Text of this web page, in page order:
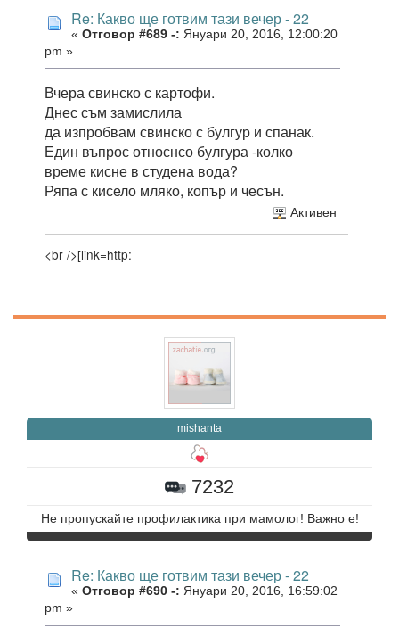
Re: Какво ще готвим тази вечер - 22
« Отговор #689 -: Януари 20, 2016, 12:00:20
pm »
Вчера свинско с картофи.
Днес съм замислила
да изпробвам свинско с булгур и спанак.
Един въпрос относнсо булгура -колко
време кисне в студена вода?
Ряпа с кисело мляко, копър и чесън.
Активен
<br />[link=http:
mishanta
7232
Не пропускайте профилактика при мамолог! Важно е!
Re: Какво ще готвим тази вечер - 22
« Отговор #690 -: Януари 20, 2016, 16:59:02
pm »